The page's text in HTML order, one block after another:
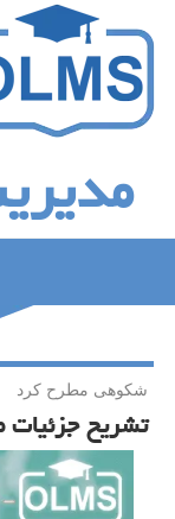
شكوهی مطرح كرد
تشریح جزئیات